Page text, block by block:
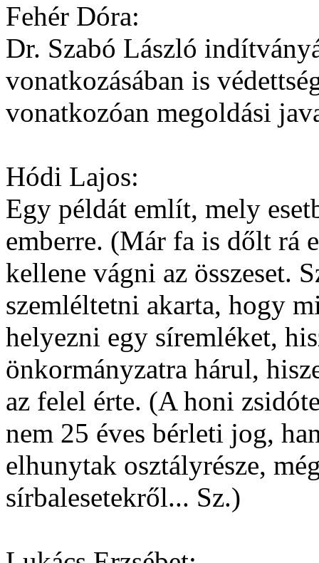
Fehér Dóra:
Dr. Szabó László
vonatkozásában is
vonatkozóan megoldási
Hódi Lajos:
Egy példát említ, mely
emberre. (Már fa is dőlt rá
kellene vágni az összeset.
szemléltetni akarta, hogy
helyezni egy síremléket,
önkormányzatra hárul,
az felel érte. (A honi
nem 25 éves bérleti jog,
elhunytak osztályrésze,
sírbalesetekről... Sz.)